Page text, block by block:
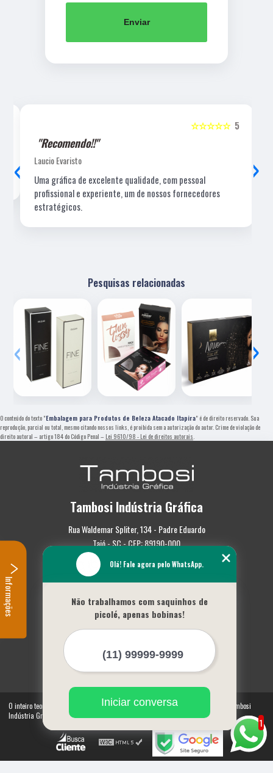
Enviar
5
☆☆☆☆☆
"Recomendo!!"
Laucio Evaristo
Uma gráfica de excelente qualidade, com pessoal
profissional e experiente, um de nossos fornecedores
estratégicos.
‹ ›
Pesquisas relacionadas
‹ ›
O conteúdo do texto "Embalagem para Produtos de Beleza Atacado Itapira" é de direito reservado. Sua
reprodução, parcial ou total, mesmo citando nossos links, é proibida sem a autorização do autor. Crime de violação de
direito autoral – artigo 184 do Código Penal – Lei 9610/98 - Lei de direitos autorais
Tambosi Indústria Gráfica
Rua Waldemar Spliter, 134 - Padre Eduardo
Taió - SC - CEP: 89190-000
(47) 3562-0587
Empresa
Missão
Serviços
Mapa do site
Mais Serviços
O inteiro teor deste site está sujeito à proteção de direitos autorais. Copyright© Tambosi
Indústria Gráfica (Lei 9610 de 19/02/1998)
1
Olá! Fale agora pelo WhatsApp.
Não trabalhamos com saquinhos de
picolé, apenas bobinas!
Iniciar conversa
Informações